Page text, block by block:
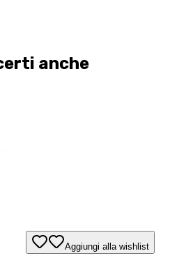
anche
Aggiungi alla wishlist